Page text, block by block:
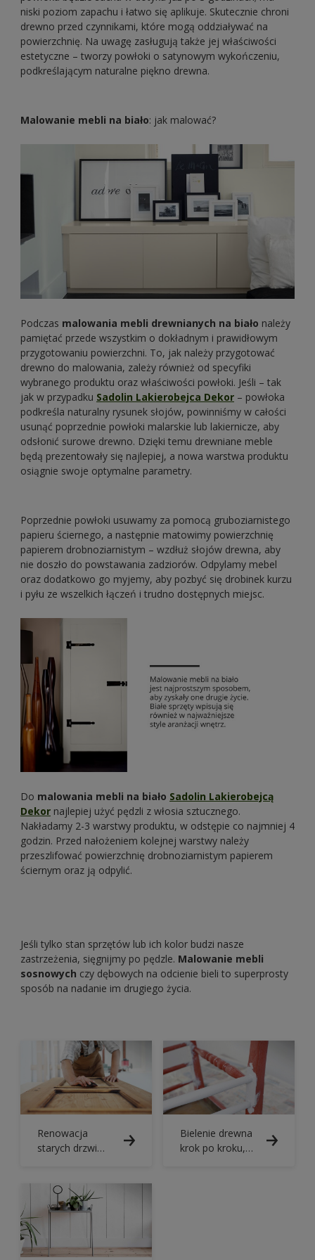
niski poziom zapachu i łatwo się aplikuje. Skutecznie chroni
drewno przed czynnikami, które mogą oddziaływać na
powierzchnię. Na uwagę zasługują także jej właściwości
estetyczne – tworzy powłoki o satynowym wykończeniu,
podkreślającym naturalne piękno drewna.
Malowanie mebli na biało: jak malować?
Podczas malowania mebli drewnianych na biało należy
pamiętać przede wszystkim o dokładnym i prawidłowym
przygotowaniu powierzchni. To, jak należy przygotować
drewno do malowania, zależy również od specyfiki
wybranego produktu oraz właściwości powłoki. Jeśli – tak
jak w przypadku Sadolin Lakierobejca Dekor – powłoka
podkreśla naturalny rysunek słojów, powinniśmy w całości
usunąć poprzednie powłoki malarskie lub lakiernicze, aby
odsłonić surowe drewno. Dzięki temu drewniane meble
będą prezentowały się najlepiej, a nowa warstwa produktu
osiągnie swoje optymalne parametry.
Poprzednie powłoki usuwamy za pomocą gruboziarnistego
papieru ściernego, a następnie matowimy powierzchnię
papierem drobnoziarnistym – wzdłuż słojów drewna, aby
nie doszło do powstawania zadziorów. Odpylamy mebel
oraz dodatkowo go myjemy, aby pozbyć się drobinek kurzu
i pyłu ze wszelkich łączeń i trudno dostępnych miejsc.
Do malowania mebli na biało Sadolin Lakierobejcą
Dekor najlepiej użyć pędzli z włosia sztucznego.
Nakładamy 2-3 warstwy produktu, w odstępie co najmniej 4
godzin. Przed nałożeniem kolejnej warstwy należy
przeszlifować powierzchnię drobnoziarnistym papierem
ściernym oraz ją odpylić.
Jeśli tylko stan sprzętów lub ich kolor budzi nasze
zastrzeżenia, sięgnijmy po pędzle. Malowanie mebli
sosnowych czy dębowych na odcienie bieli to superprosty
sposób na nadanie im drugiego życia.
Renowacja
starych drzwi
Bielenie drewna
krok po kroku,